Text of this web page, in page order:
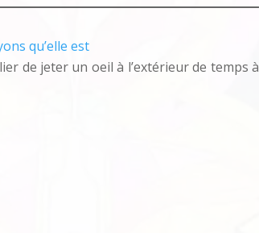
qu’elle est
de jeter un oeil à l’extérieur de temps à